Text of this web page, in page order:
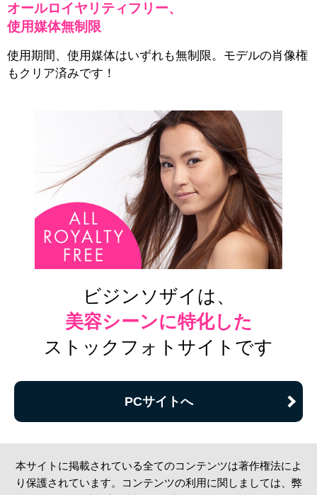
オールロイヤリティフリー、
使用媒体無制限
使用期間、使用媒体はいずれも無制限。モデルの肖像権
もクリア済みです！
ビジンソザイは、
美容シーンに特化した
ストックフォトサイトです
PCサイトへ
本サイトに掲載されている全てのコンテンツは著作権法によ
り保護されています。コンテンツの利用に関しましては、弊